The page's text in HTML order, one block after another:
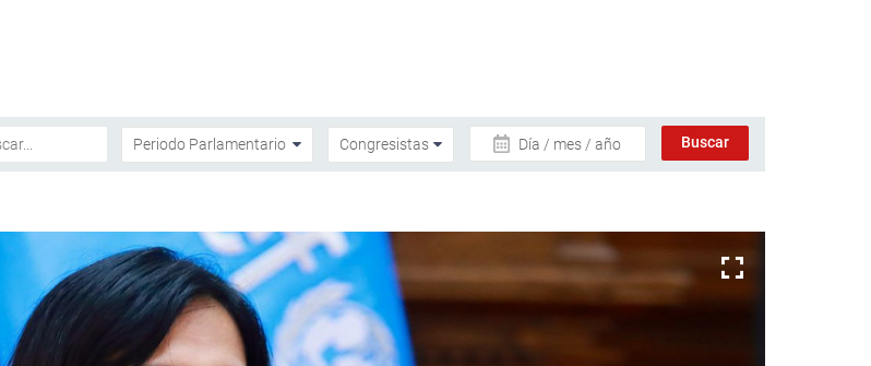
Día / mes / año